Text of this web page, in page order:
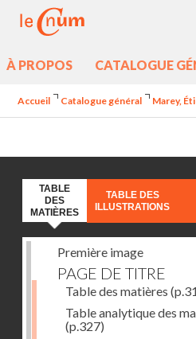
À PROPOS CATALOGUE
Accueil Catalogue général Marey,
TABLE
DES
MATIÈRES
TABLE DES
ILLUSTRATIONS
Première image
PAGE DE TITRE
Table des matières
Table analytique des
(p.327)